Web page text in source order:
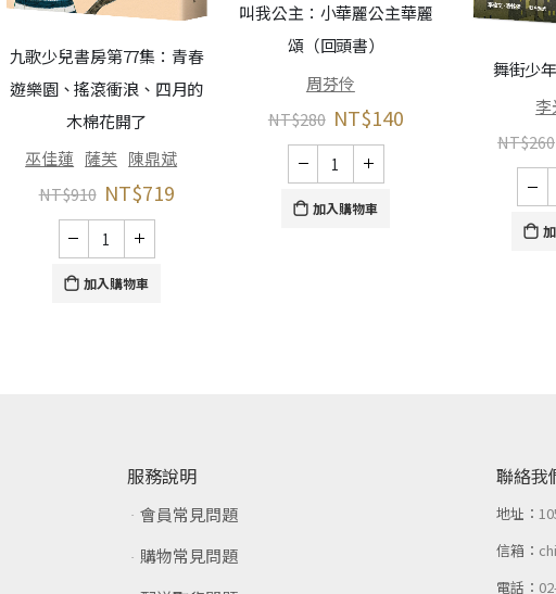
九歌少兒書房第77集：青春
遊樂園、搖滾衝浪、四月的
木棉花開了
巫佳蓮 薩芙 陳鼎斌
NT$910 NT$719
加入購物車
叫我公主：小華麗公主華麗
頌（回頭書）
周芬伶
NT$280 NT$140
加入購物車
舞街少
李
NT$260
服務說明
會員常見問題
購物常見問題
聯絡我
地址：
信箱：
電話：